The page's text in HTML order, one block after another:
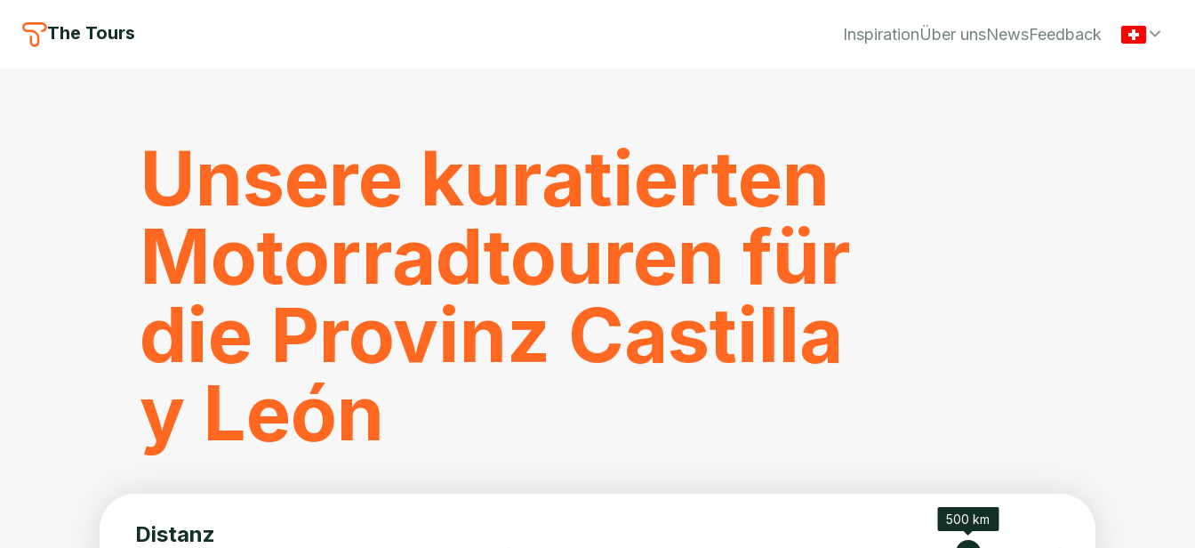
The Tours InspirationÜber unsNewsFeedback
Unsere kuratierten
Motorradtouren für
die Provinz Castilla
y León
Distanz
500 km